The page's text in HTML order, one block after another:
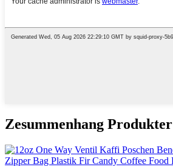
Zesummenhang Produkter